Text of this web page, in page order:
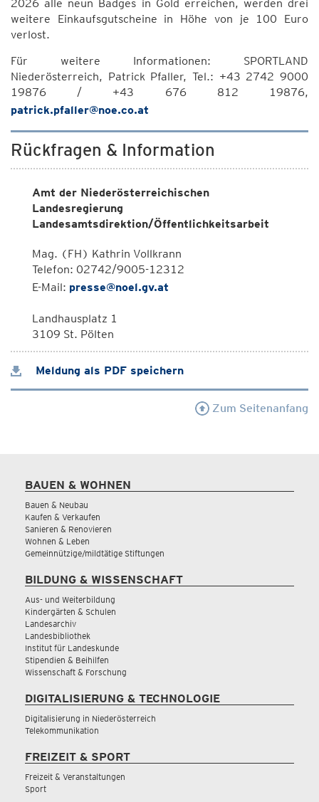
2026 alle neun Badges in Gold erreichen, werden drei
weitere Einkaufsgutscheine in Höhe von je 100 Euro
verlost.
Für weitere Informationen: SPORTLAND
Niederösterreich, Patrick Pfaller, Tel.: +43 2742 9000
19876 / +43 676 812 19876,
patrick.pfaller@noe.co.at
Rückfragen & Information
Amt der Niederösterreichischen
Landesregierung
Landesamtsdirektion/Öffentlichkeitsarbeit
Mag. (FH) Kathrin Vollkrann
Telefon: 02742/9005-12312
E-Mail: presse@noel.gv.at
Landhausplatz 1
3109 St. Pölten
Meldung als PDF speichern
Zum Seitenanfang
BAUEN & WOHNEN
Bauen & Neubau
Kaufen & Verkaufen
Sanieren & Renovieren
Wohnen & Leben
Gemeinnützige/mildtätige Stiftungen
BILDUNG & WISSENSCHAFT
Aus- und Weiterbildung
Kindergärten & Schulen
Landesarchiv
Landesbibliothek
Institut für Landeskunde
Stipendien & Beihilfen
Wissenschaft & Forschung
DIGITALISIERUNG & TECHNOLOGIE
Digitalisierung in Niederösterreich
Telekommunikation
FREIZEIT & SPORT
Freizeit & Veranstaltungen
Sport